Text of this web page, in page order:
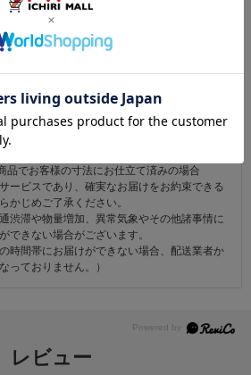
注意事項
届いてから30日以内であれば返品可能です。
。
品をお受けできません。
た商品
品でお客様の寸法にお仕立て済みの場合
ービスであり、確実なお届けをお約束できる
かじめご了承ください。
渋滞や物量増加、異常気象やその他諸事情に
できない場合がございます。
時間帯にお届けができない場合、配送業者か
っておりません。）
レビュー